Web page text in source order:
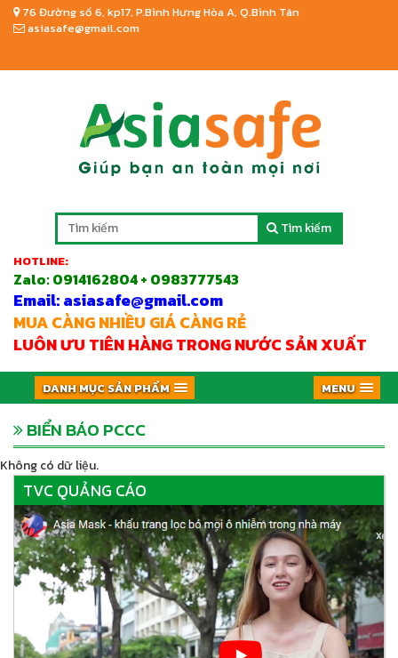
76 Đường số 6, kp17, P.Bình Hưng Hòa A, Q.Bình Tân
asiasafe@gmail.com
Tìm kiếm
HOTLINE:
Zalo:0914162804 + 0983777543
Email: asiasafe@gmail.com
MUA CÀNG NHIỀU GIÁ CÀNG RẺ
LUÔN ƯU TIÊN HÀNG TRONG NƯỚC SẢN XUẤT
DANH MỤC SẢN PHẨM MENU
BIỂN BÁO PCCC
Không có dữ liệu.
TVC QUẢNG CÁO